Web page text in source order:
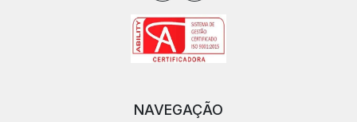
NAVEGAÇÃO